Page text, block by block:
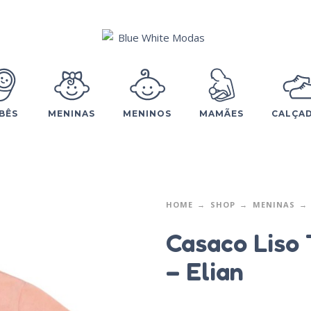
MENINAS MENINOS MAMÃES
HOME SHOP MENINAS
Casaco Liso
– Elian